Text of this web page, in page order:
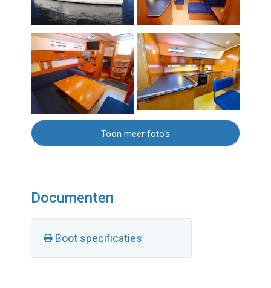
Toon meer foto's
Documenten
Boot specificaties